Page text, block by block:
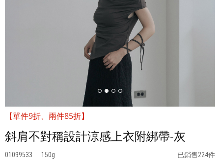
【單件9折、兩件85折】
斜肩不對稱設計涼感上衣附綁帶-灰
01099533 150 已銷售224件